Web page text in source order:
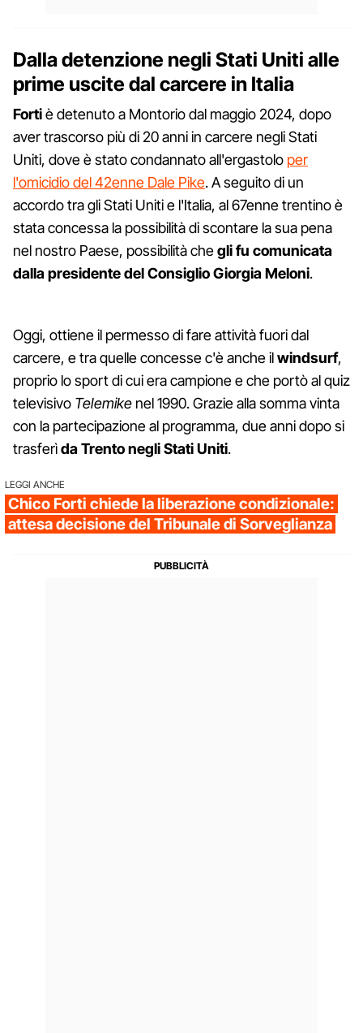
Dalla detenzione negli Stati Uniti alle
prime uscite dal carcere in Italia
Fortiè detenuto a Montorio dal maggio 2024, dopo
aver trascorso più di 20 anni in carcere negli Stati
Uniti, dove è stato condannato all'ergastolo per
l'omicidio del 42enne Dale Pike. A seguito di un
accordo tra gli Stati Uniti e l'Italia, al 67enne trentino è
stata concessa la possibilità di scontare la sua pena
nel nostro Paese, possibilità chegli fu comunicata
dalla presidente del Consiglio Giorgia Meloni.
Oggi, ottiene il permesso di fare attività fuori dal
carcere, e tra quelle concesse c'è anche ilwindsurf,
proprio lo sport di cui era campione e che portò al quiz
televisivo Telemike nel 1990. Grazie alla somma vinta
con la partecipazione al programma, due anni dopo si
trasferìda Trento negli Stati Uniti.
LEGGI ANCHE
Chico Forti chiede la liberazione condizionale:
attesa decisione del Tribunale di Sorveglianza